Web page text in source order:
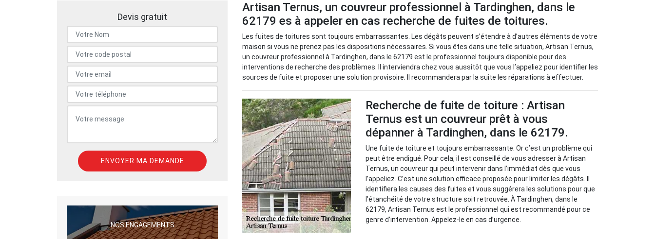
Devis gratuit
NOS ENGAGEMENTS
Artisan Ternus, un couvreur professionnel à Tardinghen, dans le
62179 es à appeler en cas recherche de fuites de toitures.
Les fuites de toitures sont toujours embarrassantes. Les dégâts peuvent s’étendre à d’autres éléments de votre
maison si vous ne prenez pas les dispositions nécessaires. Si vous êtes dans une telle situation, Artisan Ternus,
un couvreur professionnel à Tardinghen, dans le 62179 est le professionnel toujours disponible pour des
interventions de recherche des problèmes. Il interviendra chez vous aussitôt que vous l’appeliez pour identifier les
sources de fuite et proposer une solution provisoire. Il recommandera par la suite les réparations à effectuer.
Recherche de fuite de toiture : Artisan
Ternus est un couvreur prêt à vous
dépanner à Tardinghen, dans le 62179.
Une fuite de toiture et toujours embarrassante. Or c’est un problème qui
peut être endigué. Pour cela, il est conseillé de vous adresser à Artisan
Ternus, un couvreur qui peut intervenir dans l’immédiat dès que vous
l’appeliez. C’est une solution efficace proposée pour limiter les dégâts. Il
identifiera les causes des fuites et vous suggérera les solutions pour que
l’étanchéité de votre structure soit retrouvée. À Tardinghen, dans le
62179, Artisan Ternus est le professionnel qui est recommandé pour ce
genre d’intervention. Appelez-le en cas d’urgence.